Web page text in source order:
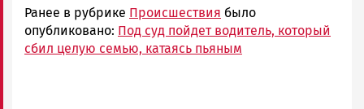
Ранее в рубрике Происшествия было
опубликовано: Под суд пойдет водитель, который
сбил целую семью, катаясь пьяным